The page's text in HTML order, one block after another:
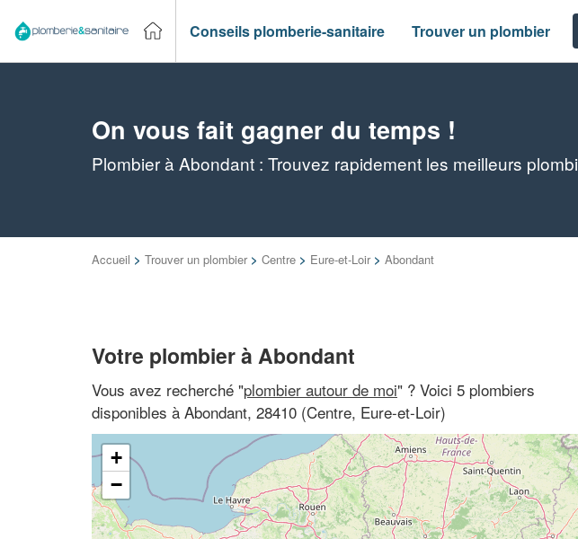
Conseils plomberie-sanitaire Trouver un plombier
On vous fait gagner du temps !
Plombier à Abondant : Trouvez rapidement les meilleurs
Accueil > Trouver un plombier > Centre > Eure-et-Loir > Abondant
Votre plombier à Abondant
Vous avez recherché "plombier autour de moi" ? Voici 5 plombiers
disponibles à Abondant, 28410 (Centre, Eure-et-Loir)
+
−